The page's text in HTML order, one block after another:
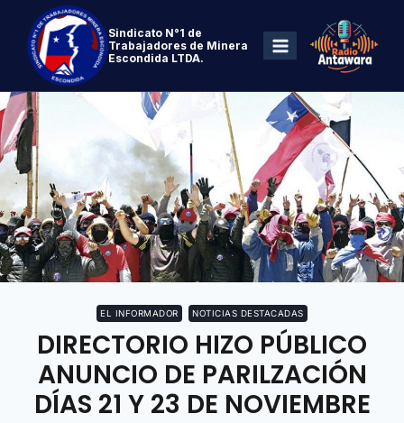
Sindicato N°1 de
Trabajadores de Minera
Escondida LTDA.
EL INFORMADOR NOTICIAS DESTACADAS
DIRECTORIO HIZO PÚBLICO
ANUNCIO DE PARILZACIÓN
DÍAS 21 Y 23 DE NOVIEMBRE